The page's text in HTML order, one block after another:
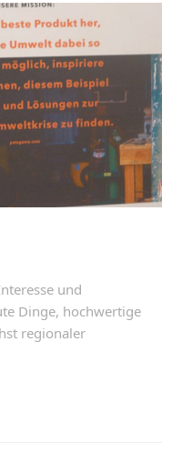
und
Dinge, hochwertige
regionaler